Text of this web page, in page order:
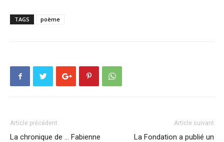
TAGS poème
Article précédent
La chronique de … Fabienne
Article suivant
La Fondation a publié un